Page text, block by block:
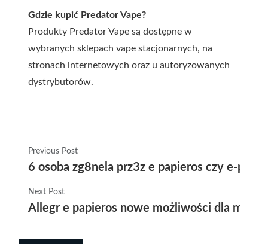
Gdzie kupić Predator Vape?
Produkty Predator Vape są dostępne w
wybranych sklepach vape stacjonarnych, na
stronach internetowych oraz u autoryzowanych
dystrybutorów.
Previous Post
6 osoba zg8nela prz3z e papieros czy e-
Next Post
Allegr e papieros nowe możliwości dla